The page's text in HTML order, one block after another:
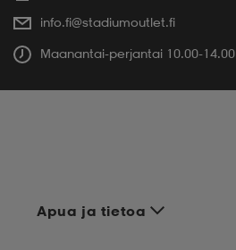
info.fi@stadiumoutlet.fi
Maanantai-perjantai 10.00-14.00
Apua ja tietoa